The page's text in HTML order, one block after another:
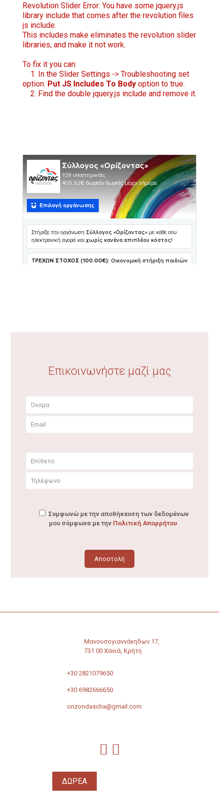
Revolution Slider Error: You have some jquery.js
library include that comes after the revolution files
js include.
This includes make eliminates the revolution slider
libraries, and make it not work.
To fix it you can:
1. In the Slider Settings -> Troubleshooting set
option: Put JS Includes To Bodyoption to true.
2. Find the double jquery.js include and remove it.
Επικοινωνήστε μαζί μας
Συμφωνώ με την αποθήκευση των δεδομένων
μου σύμφωνα με την Πολιτική Απορρήτου
Μανουσογιαννάκηδων 17,
731 00 Χανιά, Κρήτη
+30 2821079650
+30 6982666650
orizondascha@gmail.com
ΔΩΡΕΑ